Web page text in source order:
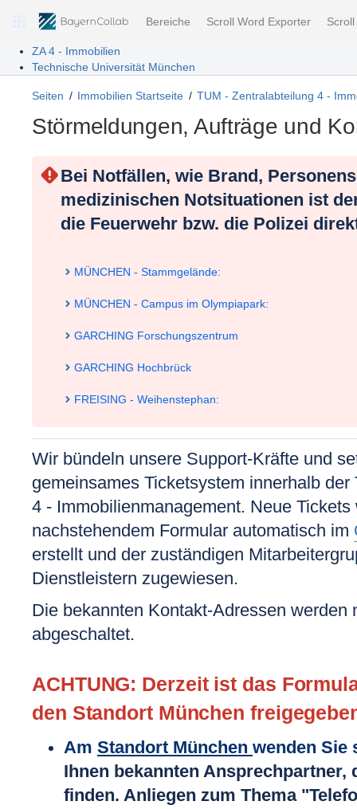
Bereiche Scroll Word Exporter
ZA 4 - Immobilien
Technische Universität München
Seiten Immobilien Startseite TUM - Zentralabteilung 4 -
Störmeldungen, Aufträge und
Bei Notfällen, wie Brand,
medizinischen Notsituationen ist
die Feuerwehr bzw. die Polizei
MÜNCHEN - Stammgelände:
MÜNCHEN - Campus im Olympiapark:
GARCHING Forschungszentrum
GARCHING Hochbrück
FREISING - Weihenstephan:
Wir bündeln unsere Support-Kräfte und
gemeinsames Ticketsystem innerhalb
4 - Immobilienmanagement. Neue Tickets
nachstehendem Formular automatisch im
erstellt und der zuständigen
Dienstleistern zugewiesen.
Die bekannten Kontakt-Adressen werden
abgeschaltet.
ACHTUNG: Derzeit ist das
den Standort München
Am Standort München wenden Sie
Ihnen bekannten Ansprechpartner,
finden. Anliegen zum Thema